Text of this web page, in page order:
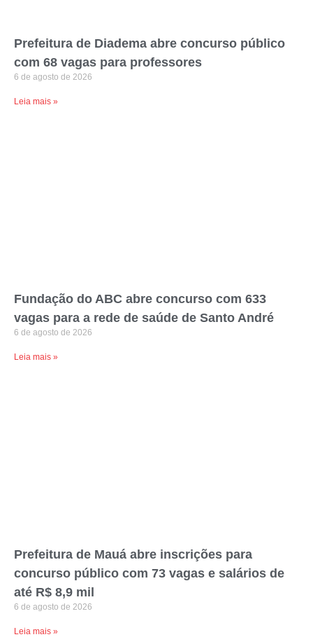
Prefeitura de Diadema abre concurso público
com 68 vagas para professores
6 de agosto de 2026
Leia mais »
Fundação do ABC abre concurso com 633
vagas para a rede de saúde de Santo André
6 de agosto de 2026
Leia mais »
Prefeitura de Mauá abre inscrições para
concurso público com 73 vagas e salários de
até R$ 8,9 mil
6 de agosto de 2026
Leia mais »